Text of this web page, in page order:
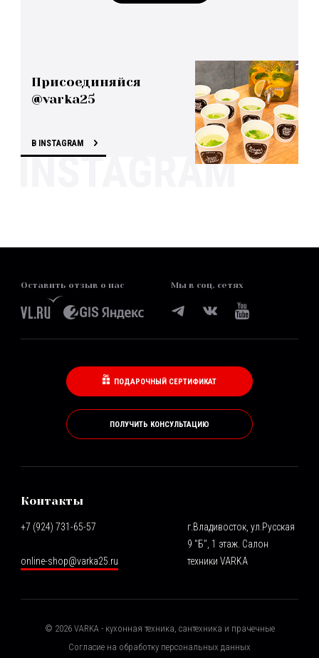
Присоединяйся
@varka25
В INSTAGRAM
Оставить отзыв о нас Мы в соц. сетях
ПОДАРОЧНЫЙ СЕРТИФИКАТ
ПОЛУЧИТЬ КОНСУЛЬТАЦИЮ
Контакты
+7 (924) 731-65-57
online-shop@varka25.ru
г.Владивосток, ул.Русская
9 "Б", 1 этаж. Салон
техники VARKA
© 2026VARKA - кухонная техника, сантехника и прачечные
Согласие на обработку персональных данных